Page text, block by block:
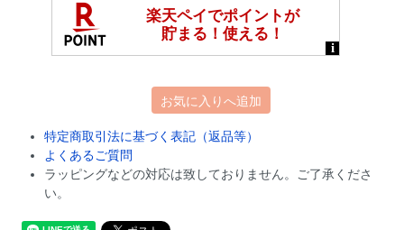
お気に入りへ追加
特定商取引法に基づく表記（返品等）
よくあるご質問
ラッピングなどの対応は致しておりません。ご了承くださ
い。